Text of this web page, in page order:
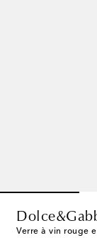
Verre à vin rouge